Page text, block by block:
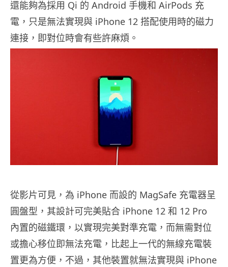
還能夠為採用 Qi 的 Android 手機和 AirPods 充
電，只是無法實現與 ‌iPhone 12‌ 搭配使用時的磁力
連接，即對位時會有些許麻煩。
從影片可見，為 iPhone 而設的 MagSafe 充電器呈
圓盤型，其設計可完美貼合 ‌iPhone 12 ‌和 12 Pro
內置的磁鐵環，以實現完美對準充電，而無需對位
或擔心移位即無法充電，比起上一代的無線充電裝
置更為方便，不過，其他裝置就無法實現與 ‌iPhone